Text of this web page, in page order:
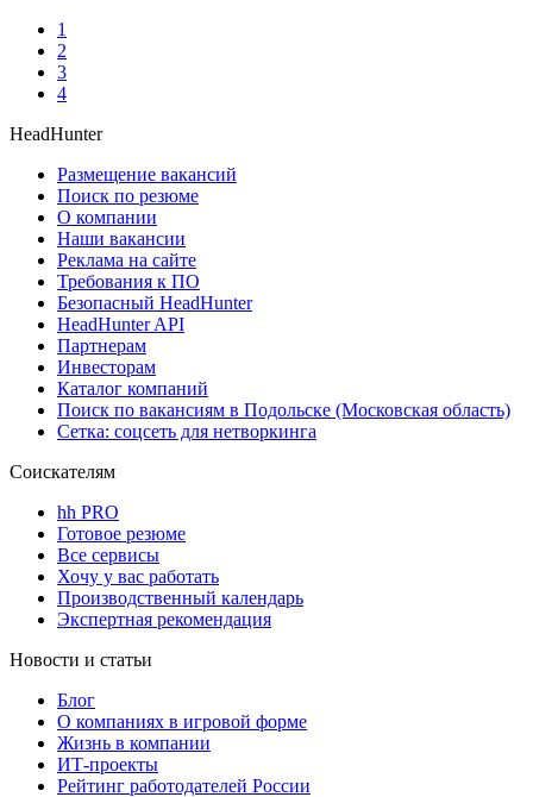
1
2
3
4
HeadHunter
Размещение вакансий
Поиск по резюме
О компании
Наши вакансии
Реклама на сайте
Требования к ПО
Безопасный HeadHunter
HeadHunter API
Партнерам
Инвесторам
Каталог компаний
Поиск по вакансиям в Подольске (Московская область)
Сетка: соцсеть для нетворкинга
Соискателям
hh PRO
Готовое резюме
Все сервисы
Хочу у вас работать
Производственный календарь
Экспертная рекомендация
Новости и статьи
Блог
О компаниях в игровой форме
Жизнь в компании
ИТ-проекты
Рейтинг работодателей России